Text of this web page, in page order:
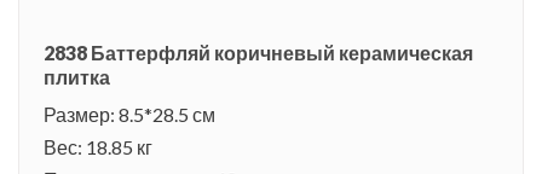
2838 Баттерфляй коричневый керамическая
плитка
Размер: 8.5*28.5 см
Вес: 18.85 кг